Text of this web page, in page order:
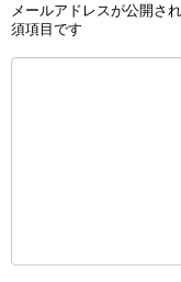
メールアドレスが公開さ
須項目です